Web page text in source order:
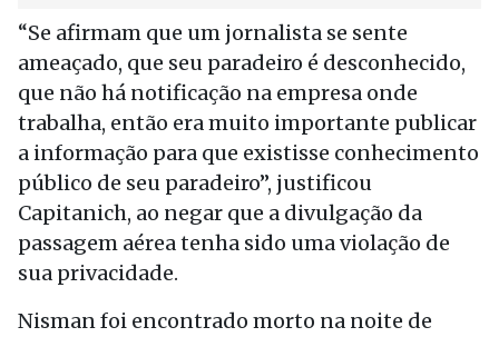
“Se afirmam que um jornalista se sente
ameaçado, que seu paradeiro é desconhecido,
que não há notificação na empresa onde
trabalha, então era muito importante publicar
a informação para que existisse conhecimento
público de seu paradeiro”, justificou
Capitanich, ao negar que a divulgação da
passagem aérea tenha sido uma violação de
sua privacidade.
Nisman foi encontrado morto na noite de